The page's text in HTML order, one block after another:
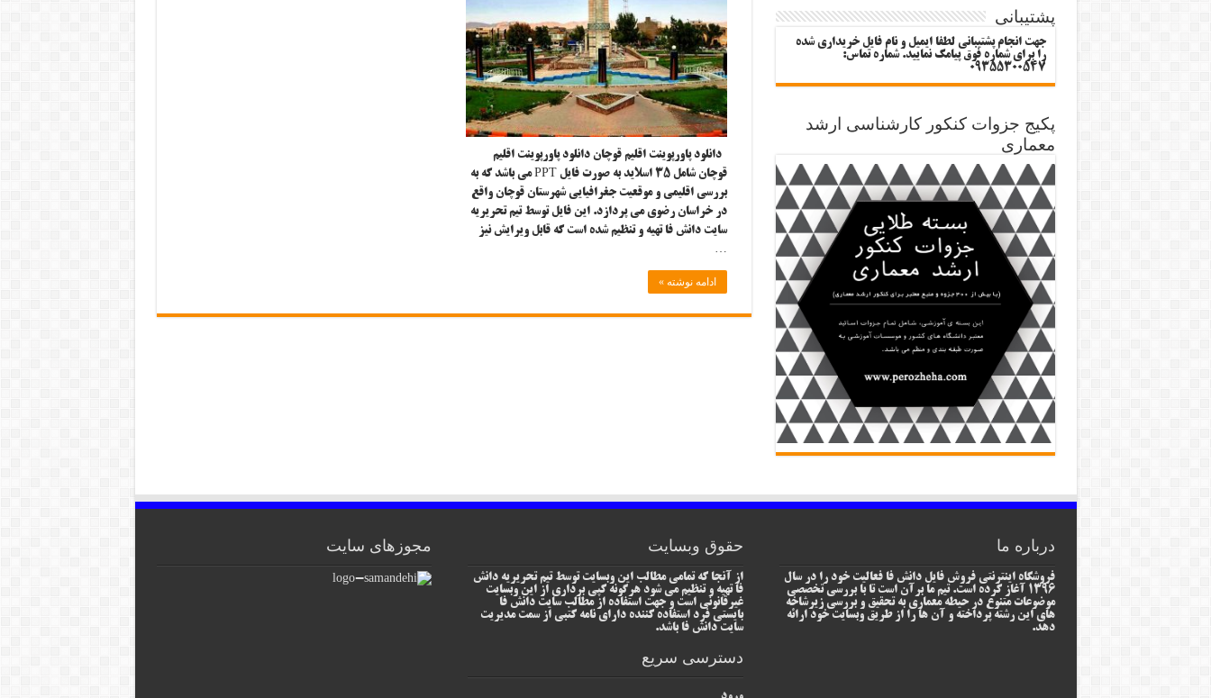
دانلود پاورپوینت اقلیم قوچان دانلود پاورپوینت اقلیم
قوچان شامل ۳۵ اسلاید به صورت فایل PPT می باشد که به
بررسی اقلیمی و موقعیت جغرافیایی شهرستان قوچان واقع
در خراسان رضوی می پردازد. این فایل توسط تیم تحریریه
سایت دانش فا تهیه و تنظیم شده است که قابل ویرایش نیز
…
ادامه نوشته »
پشتیبانی
جهت انجام پشتیبانی لطفا ایمیل و نام فایل خریداری شده
را برای شماره فوق پیامک نمایید. شماره تماس:
09355300547
پکیج جزوات کنکور کارشناسی ارشد
معماری
درباره ما
فروشگاه اینترنتی فروش فایل دانش فا فعالیت خود را در سال
1396 آغاز کرده است. تیم ما برآن است تا با بررسی تخصصی
موضوعات متنوع در حیطه معماری به تحقیق و بررسی زیرشاخه
های این رشته پرداخته و آن ها را از طریق وبسایت خود ارائه
دهد.
حقوق وبسایت
از آنجا که تمامی مطالب این وبسایت توسط تیم تحریریه دانش
فا تهیه و تنظیم می شود هرگونه کپی برداری از این وبسایت
غیرقانونی است و جهت استفاده از مطالب سایت دانش فا
بایستی فرد استفاده کننده دارای نامه کتبی از سمت مدیریت
سایت دانش فا باشد.
دسترسی سریع
مجوزهای سایت